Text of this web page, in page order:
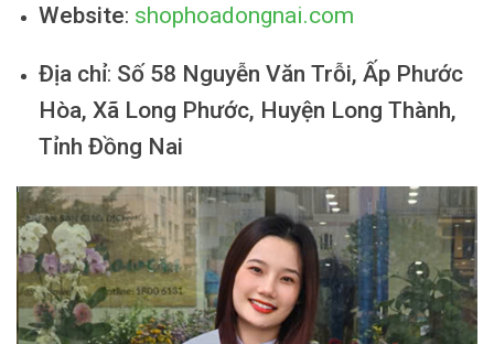
Website: shophoadongnai.com
Địa chỉ: Số 58 Nguyễn Văn Trỗi, Ấp Phước
Hòa, Xã Long Phước, Huyện Long Thành,
Tỉnh Đồng Nai